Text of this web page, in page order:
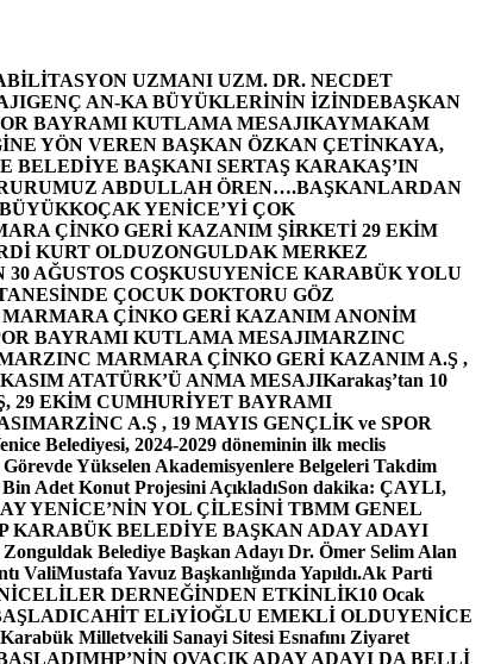
UZMANI UZM. DR. NECDET
GENÇ AN-KA BÜYÜKLERİNİN İZİNDEBAŞKAN
BAYRAMI KUTLAMA MESAJIKAYMAKAM
YÖN VEREN BAŞKAN ÖZKAN ÇETİNKAYA,
BELEDİYE BAŞKANI SERTAŞ KARAKAŞ’IN
ABDULLAH ÖREN….BAŞKANLARDAN
YENİCE’Yİ ÇOK
ÇİNKO GERİ KAZANIM ŞİRKETİ 29 EKİM
KURT OLDUZONGULDAK MERKEZ
AĞUSTOS COŞKUSUYENİCE KARABÜK YOLU
ÇOCUK DOKTORU GÖZ
ÇİNKO GERİ KAZANIM ANONİM
BAYRAMI KUTLAMA MESAJIMARZINC
MARMARA ÇİNKO GERİ KAZANIM A.Ş ,
ATATÜRK’Ü ANMA MESAJIKarakaş’tan 10
29 EKİM CUMHURİYET BAYRAMI
MARZİNC A.Ş , 19 MAYIS GENÇLİK ve SPOR
Belediyesi, 2024-2029 döneminin ilk meclis
Yükselen Akademisyenlere Belgeleri Takdim
Adet Konut Projesini AçıkladıSon dakika: ÇAYLI,
YENİCE’NİN YOL ÇİLESİNİ TBMM GENEL
KARABÜK BELEDİYE BAŞKAN ADAY ADAYI
Belediye Başkan Adayı Dr. Ömer Selim Alan
Yavuz Başkanlığında Yapıldı.Ak Parti
DERNEĞİNDEN ETKİNLİK10 Ocak
CAHİT ELiYİOĞLU EMEKLİ OLDUYENİCE
Milletvekili Sanayi Sitesi Esnafını Ziyaret
MHP’NİN OVACIK ADAY ADAYI DA BELLİ